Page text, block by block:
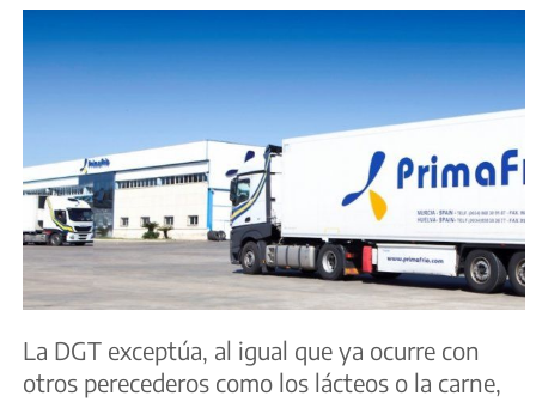
La DGT exceptúa, al igual que ya ocurre con
otros perecederos como los lácteos o la carne,